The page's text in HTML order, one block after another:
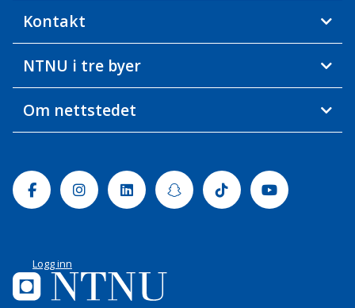
Kontakt
NTNU i tre byer
Om nettstedet
FacebookInstagramLinkedinSnapchatTiktok Youtube
Logg inn